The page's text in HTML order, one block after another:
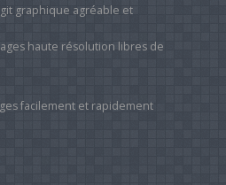
graphique agréable et
haute résolution libres de
facilement et rapidement